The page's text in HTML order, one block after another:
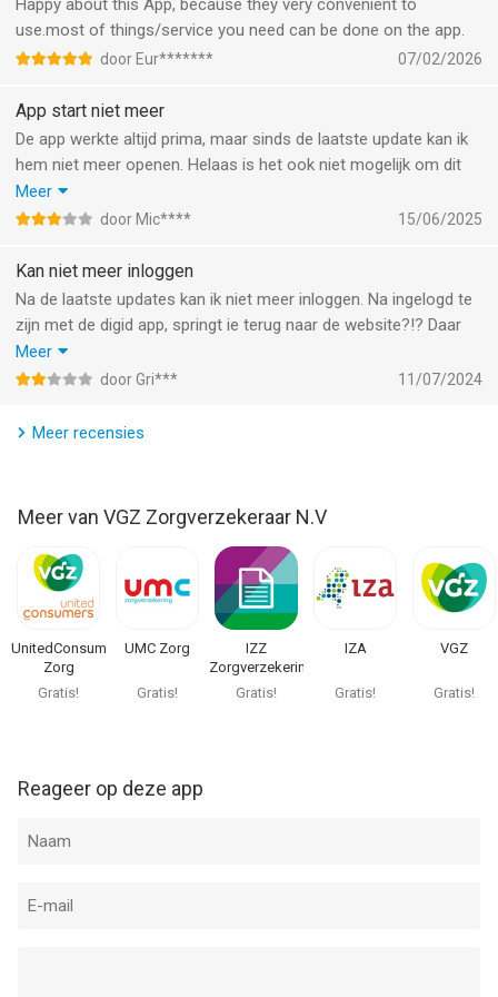
wat beter kan? Dan horen we dat graag. Je kunt je tips met ons
delen via de smileys onderaan de Service pagina.
--
VGZbewuzt van VGZ Zorgverzekeraar N.V is een app voor
iPhone, iPad en iPod touch met iOS versie 15.6 of hoger,
om 03:37.
Happy about this App, because they very convenient to
use.most of things/service you need can be done on the app.
door Eur******* 07/02/2026
App start niet meer
De app werkte altijd prima, maar sinds de laatste update kan ik
hem niet meer openen. Helaas is het ook niet mogelijk om dit
probleem via de app zelf te melden. Bij het opstarten krijg ik
telkens de volgende melding: ‘Er is iets mis gegaan. Oh nee! Er is
nog eens.’
Meer
door Mic**** 15/06/2025
Kan niet meer inloggen
Na de laatste updates kan ik niet meer inloggen. Na ingelogd te
zijn met de digid app, springt ie terug naar de website?!? Daar
geeft ie de melding: swg_app cookie is missing. De app was
altijd wel handig, maar als ik nu alleen maar via de website in kan
bedoeling.
Meer
door Gri*** 11/07/2024
Meer recensies
Meer van VGZ Zorgverzekeraar N.V
UnitedConsumers
Zorg
Gratis!
UMC Zorg
Gratis!
IZZ
Zorgverzekering
Gratis!
IZA
Gratis!
VGZ
Gratis!
Reageer op deze app